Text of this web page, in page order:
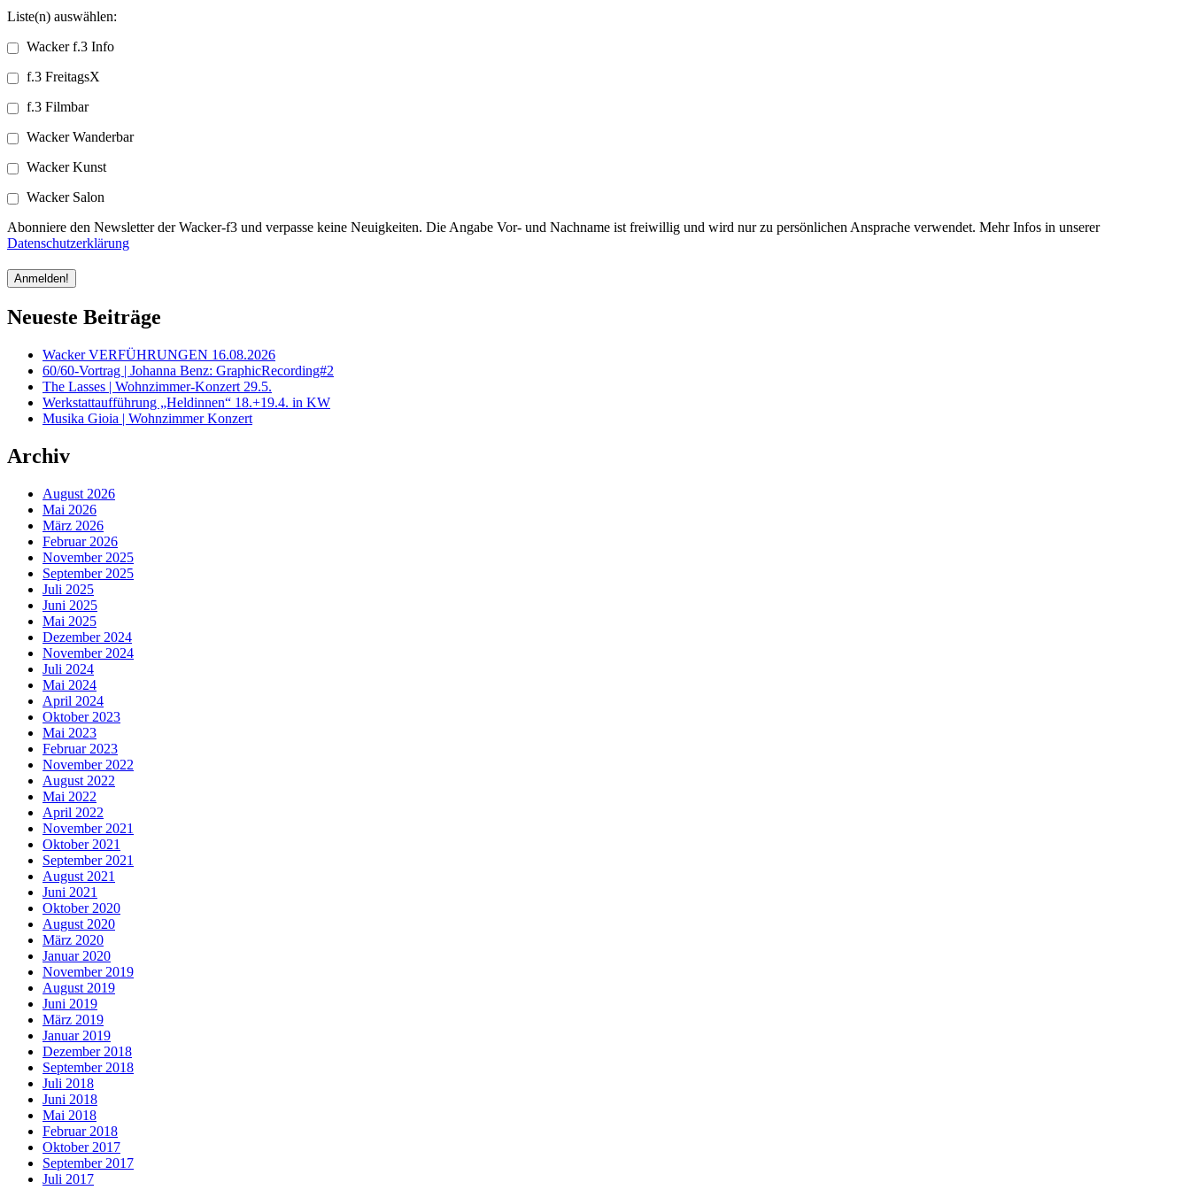
Liste(n) auswählen:
Wacker f.3 Info
f.3 FreitagsX
f.3 Filmbar
Wacker Wanderbar
Wacker Kunst
Wacker Salon
Abonniere den Newsletter der Wacker-f3 und verpasse keine Neuigkeiten. Die Angabe Vor- und Nachname ist freiwillig und wird nur zu persönlichen Ansprache verwendet. Mehr Infos in unserer
Datenschutzerklärung
Neueste Beiträge
Wacker VERFÜHRUNGEN 16.08.2026
60/60-Vortrag | Johanna Benz: GraphicRecording#2
The Lasses | Wohnzimmer-Konzert 29.5.
Werkstattaufführung „Heldinnen“ 18.+19.4. in KW
Musika Gioia | Wohnzimmer Konzert
Archiv
August 2026
Mai 2026
März 2026
Februar 2026
November 2025
September 2025
Juli 2025
Juni 2025
Mai 2025
Dezember 2024
November 2024
Juli 2024
Mai 2024
April 2024
Oktober 2023
Mai 2023
Februar 2023
November 2022
August 2022
Mai 2022
April 2022
November 2021
Oktober 2021
September 2021
August 2021
Juni 2021
Oktober 2020
August 2020
März 2020
Januar 2020
November 2019
August 2019
Juni 2019
März 2019
Januar 2019
Dezember 2018
September 2018
Juli 2018
Juni 2018
Mai 2018
Februar 2018
Oktober 2017
September 2017
Juli 2017